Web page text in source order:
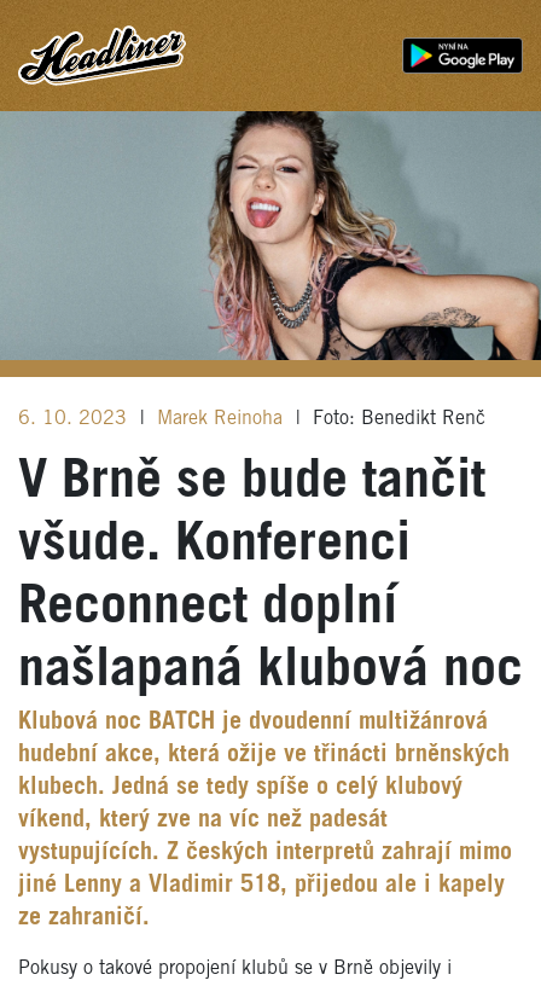
6. 10. 2023 Marek Reinoha Foto: Benedikt Renč
V Brně se bude tančit
všude. Konferenci
Reconnect doplní
našlapaná klubová noc
Klubová noc BATCH je dvoudenní multižánrová
hudební akce, která ožije ve třinácti brněnských
klubech. Jedná se tedy spíše o celý klubový
víkend, který zve na víc než padesát
vystupujících. Z českých interpretů zahrají mimo
jiné Lenny a Vladimir 518, přijedou ale i kapely
ze zahraničí.
Pokusy o takové propojení klubů se v Brně objevily i